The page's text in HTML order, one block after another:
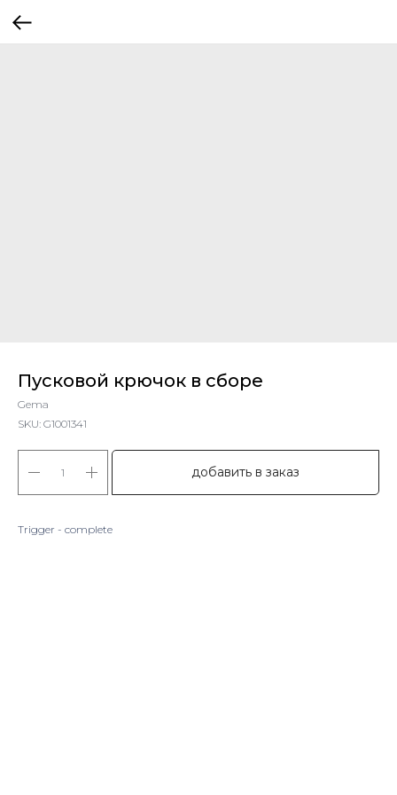
Пусковой крючок в сборе
Gema
SKU: G1001341
добавить в заказ
Trigger - complete